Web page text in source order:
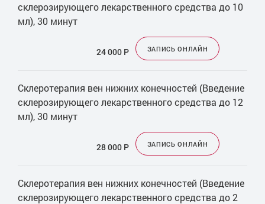
склерозирующего лекарственного средства до 10
мл), 30 минут
24 000 Р ЗАПИСЬ ОНЛАЙН
Склеротерапия вен нижних конечностей (Введение
склерозирующего лекарственного средства до 12
мл), 30 минут
28 000 Р ЗАПИСЬ ОНЛАЙН
Склеротерапия вен нижних конечностей (Введение
склерозирующего лекарственного средства до 2